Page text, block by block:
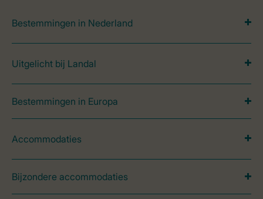
Bestemmingen in Nederland
Uitgelicht bij Landal
Bestemmingen in Europa
Accommodaties
Bijzondere accommodaties